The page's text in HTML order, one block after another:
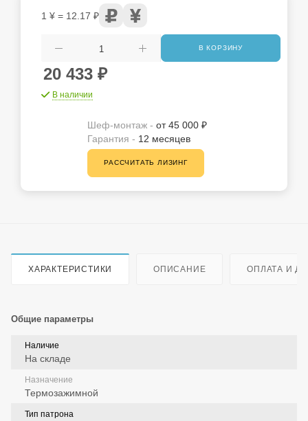
20 433 ₽
В наличии
1 ¥ = 12.17 ₽
В КОРЗИНУ
Шеф-монтаж - от 45 000 ₽
Гарантия - 12 месяцев
РАССЧИТАТЬ ЛИЗИНГ
ХАРАКТЕРИСТИКИ ОПИСАНИЕ ОПЛАТА И
Общие параметры
Наличие
На складе
Назначение
Термозажимной
Тип патрона